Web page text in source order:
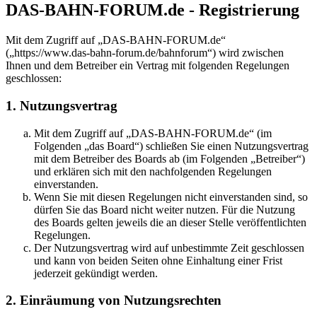
DAS-BAHN-FORUM.de - Registrierung
Mit dem Zugriff auf „DAS-BAHN-FORUM.de“
(„https://www.das-bahn-forum.de/bahnforum“) wird zwischen
Ihnen und dem Betreiber ein Vertrag mit folgenden Regelungen
geschlossen:
1. Nutzungsvertrag
Mit dem Zugriff auf „DAS-BAHN-FORUM.de“ (im
Folgenden „das Board“) schließen Sie einen Nutzungsvertrag
mit dem Betreiber des Boards ab (im Folgenden „Betreiber“)
und erklären sich mit den nachfolgenden Regelungen
einverstanden.
Wenn Sie mit diesen Regelungen nicht einverstanden sind, so
dürfen Sie das Board nicht weiter nutzen. Für die Nutzung
des Boards gelten jeweils die an dieser Stelle veröffentlichten
Regelungen.
Der Nutzungsvertrag wird auf unbestimmte Zeit geschlossen
und kann von beiden Seiten ohne Einhaltung einer Frist
jederzeit gekündigt werden.
2. Einräumung von Nutzungsrechten